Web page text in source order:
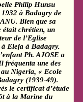
Philip Hunsu
à Badagry de
Bien que sa
était chrétien, un
de l’Eglise
Eleja à Badagry.
Ph. AJOSE a
fréquenta une des
Nigeria, « Ecole
(1939-49).
le certificat d’étude
àla Marine du